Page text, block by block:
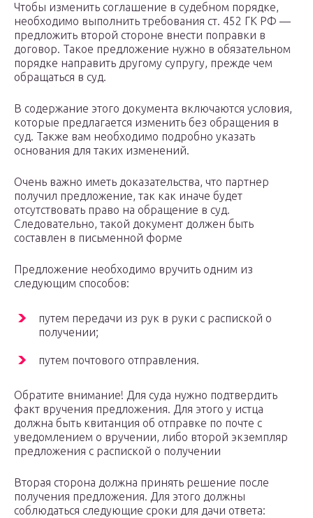
Чтобы изменить соглашение в судебном порядке,
необходимо выполнить требования ст. 452 ГК РФ —
предложить второй стороне внести поправки в
договор. Такое предложение нужно в обязательном
порядке направить другому супругу, прежде чем
обращаться в суд.
В содержание этого документа включаются условия,
которые предлагается изменить без обращения в
суд. Также вам необходимо подробно указать
основания для таких изменений.
Очень важно иметь доказательства, что партнер
получил предложение, так как иначе будет
отсутствовать право на обращение в суд.
Следовательно, такой документ должен быть
составлен в письменной форме
Предложение необходимо вручить одним из
следующим способов:
путем передачи из рук в руки с распиской о
получении;
путем почтового отправления.
Обратите внимание! Для суда нужно подтвердить
факт вручения предложения. Для этого у истца
должна быть квитанция об отправке по почте с
уведомлением о вручении, либо второй экземпляр
предложения с распиской о получении
Вторая сторона должна принять решение после
получения предложения. Для этого должны
соблюдаться следующие сроки для дачи ответа: